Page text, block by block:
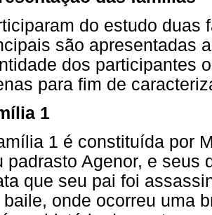
do estudo
são apresentadas
dos participantes
para fim de
1
1 é constituída por
padrasto Agenor, e seus
que seu pai foi
baile, onde ocorreu uma